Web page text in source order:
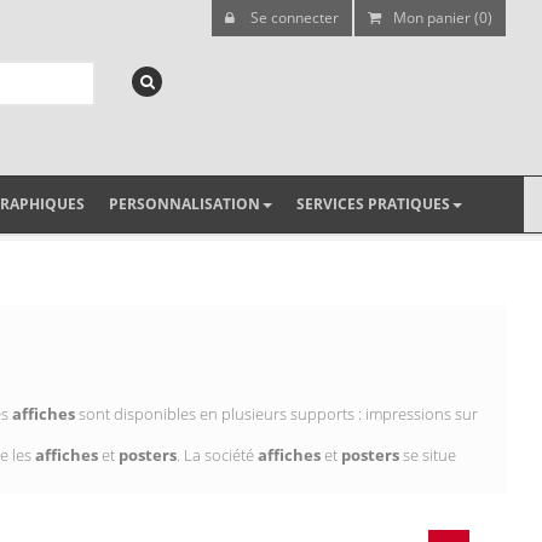
Se connecter Mon panier (0)
PERSONNALISATION SERVICES PRATIQUES
affichessont disponibles en plusieurs supports : impressions sur
lesafficheset posters. La sociétéafficheset postersse situe